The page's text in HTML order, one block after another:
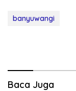
banyuwangi
Baca Juga